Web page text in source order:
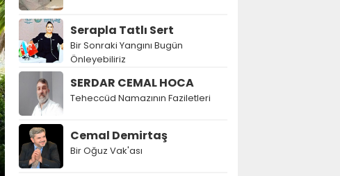
Serapla Tatlı Sert
Bir Sonraki Yangını Bugün
Önleyebiliriz
SERDAR CEMAL HOCA
Teheccüd Namazının Faziletleri
Cemal Demirtaş
Bir Oğuz Vak'ası